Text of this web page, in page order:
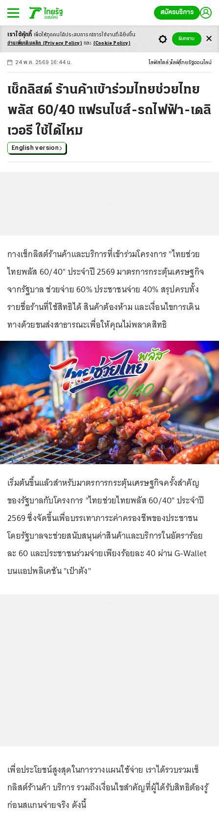
สมัครบริการ
-ก ก ก+
24 พ.ค. 2569 16:44 น. ไลฟ์สไตล์ ไลฟ์ไทยรัฐออนไลน์
เช็กลิสต์ ร้านค้าเข้าร่วมไทยช่วยไทย
พลัส 60/40 แฟรนไชส์-รถไฟฟ้า-เดลิ
เวอรี ใช้ได้ไหม
English version
กางเช็กลิสต์ร้านค้าและบริการที่เข้าร่วมโครงการ "ไทยช่วย
ไทยพลัส 60/40" ประจำปี 2569 มาตรการกระตุ้นเศรษฐกิจ
จากรัฐบาล ช่วยจ่าย 60% ประชาชนจ่าย 40% สรุปครบทั้ง
รายชื่อร้านที่ใช้สิทธิได้ สินค้าต้องห้าม และเงื่อนไขการเดิน
ทางด้วยขนส่งสาธารณะเพื่อให้คุณไม่พลาดสิทธิ
เริ่มต้นขึ้นแล้วสำหรับมาตรการกระตุ้นเศรษฐกิจครั้งสำคัญ
ของรัฐบาลกับโครงการ "ไทยช่วยไทยพลัส 60/40" ประจำปี
2569 ซึ่งจัดขึ้นเพื่อบรรเทาภาระค่าครองชีพของประชาชน
โดยรัฐบาลจะช่วยสนับสนุนค่าสินค้าและบริการในอัตราร้อย
ละ 60 และประชาชนร่วมจ่ายเพียงร้อยละ 40 ผ่าน G-Wallet
บนแอปพลิเคชัน "เป๋าตัง"
เพื่อประโยชน์สูงสุดในการวางแผนใช้จ่าย เราได้รวบรวมเช็
กลิสต์ร้านค้า บริการ รวมถึงเงื่อนไขสำคัญที่ผู้ได้รับสิทธิต้องรู้
ก่อนสแกนจ่ายจริง ดังนี้
เราใช้คุ้กกี้ เพื่อให้ทุกคนได้ประสบการณ์การใช้งานที่ดียิ่งขึ้น
อ่านเพิ่มเติมคลิก (Privacy Policy) และ (Cookie Policy)
รับทราบ